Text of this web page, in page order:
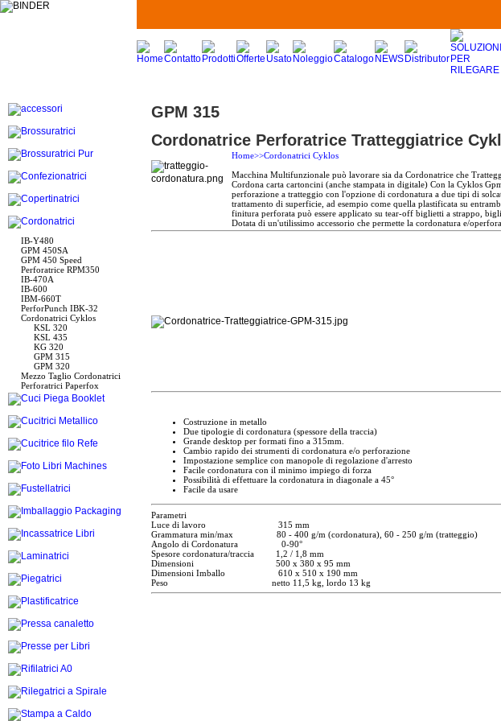
IB-Y480
GPM 450SA
GPM 450 Speed
Perforatrice RPM350
IB-470A
IB-600
IBM-660T
PerforPunch IBK-32
Cordonatrici Cyklos
KSL 320
KSL 435
KG 320
GPM 315
GPM 320
Mezzo Taglio Cordonatrici
Perforatrici Paperfox
GPM 315
Cordonatrice Perforatrice Tratteggiatrice
Home>>Cordonatrici Cyklos
Macchina Multifunzionale può lavorare sia da Cordonatrice che
Cordona carta cartoncini (anche stampata in digitale) Con la Cyklos
perforazione a tratteggio con l'opzione di cordonatura a due tipi di
trattamento di superficie, ad esempio come quella plastificata su
finitura perforata può essere applicato su tear-off biglietti a strappo,
Dotata di un'utilissimo accessorio che permette la cordonatura e/
Costruzione in metallo
Due tipologie di cordonatura (spessore della traccia)
Grande desktop per formati fino a 315mm.
Cambio rapido dei strumenti di cordonatura e/o perforazione
Impostazione semplice con manopole di regolazione d'arresto
Facile cordonatura con il minimo impiego di forza
Possibilità di effettuare la cordonatura in diagonale a 45°
Facile da usare
Parametri
Luce di lavoro 315 mm
Grammatura min/max 80 - 400 g/m (cordonatura), 60 - 250 g/m (tratteggio)
Angolo di Cordonatura 0-90°
Spesore cordonatura/traccia 1,2 / 1,8 mm
Dimensioni 500 x 380 x 95 mm
Dimensioni Imballo 610 x 510 x 190 mm
Peso netto 11,5 kg, lordo 13 kg